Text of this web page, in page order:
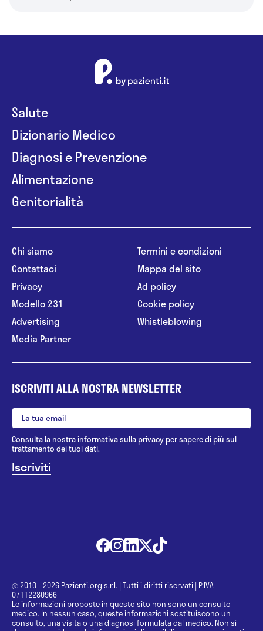
Salute
Dizionario Medico
Diagnosi e Prevenzione
Alimentazione
Genitorialità
Chi siamo
Contattaci
Privacy
Modello 231
Advertising
Media Partner
Termini e condizioni
Mappa del sito
Ad policy
Cookie policy
Whistleblowing
ISCRIVITI ALLA NOSTRA NEWSLETTER
Consulta la nostrainformativa sulla privacy per sapere di più sul
trattamento dei tuoi dati.
@ 2010 - 2026 Pazienti.org s.r.l. | Tutti i diritti riservati | P.IVA
07112280966
Le informazioni proposte in questo sito non sono un consulto
medico. In nessun caso, queste informazioni sostituiscono un
consulto, una visita o una diagnosi formulata dal medico. Non si